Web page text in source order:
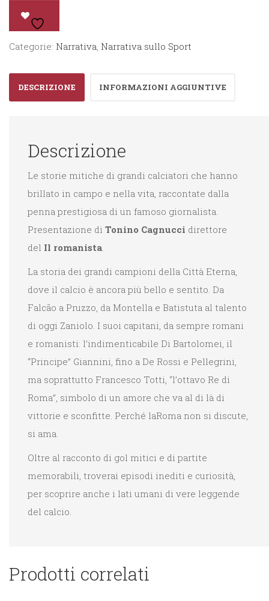
Categorie: Narrativa Narrativa sullo Sport
DESCRIZIONE INFORMAZIONI AGGIUNTIVE
Descrizione
Le storie mitiche di grandi calciatori che hanno
brillato in campo e nella vita, raccontate dalla
penna prestigiosa di un famoso giornalista.
Presentazione di Tonino Cagnucci direttore
del Il romanista
La storia dei grandi campioni della Città Eterna,
dove il calcio è ancora più bello e sentito. Da
Falcão a Pruzzo, da Montella e Batistuta al talento
di oggi Zaniolo. I suoi capitani, da sempre romani
e romanisti: l’indimenticabile Di Bartolomei, il
“Principe” Giannini, fino a De Rossi e Pellegrini,
ma soprattutto Francesco Totti, “l’ottavo Re di
Roma”, simbolo di un amore che va al di là di
vittorie e sconfitte. Perché laRoma non si discute,
si ama.
Oltre al racconto di gol mitici e di partite
memorabili, troverai episodi inediti e curiosità,
per scoprire anche i lati umani di vere leggende
del calcio.
Prodotti correlati